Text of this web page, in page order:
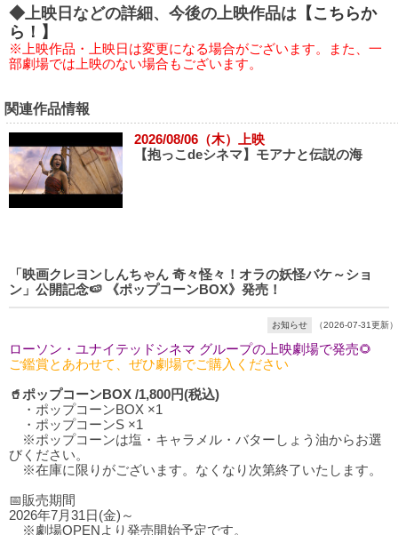
◆上映日などの詳細、今後の上映作品は 【こちらか
ら！】
※上映作品・上映日は変更になる場合がございます。また、一
部劇場では上映のない場合もございます。
関連作品情報
2026/08/06（木）上映
【抱っこdeシネマ】モアナと伝説の海
「映画クレヨンしんちゃん 奇々怪々！オラの妖怪バケ～ショ
ン」公開記念🍉 《ポップコーンBOX》発売！
お知らせ （2026-07-31更新）
ローソン・ユナイテッドシネマ グループの上映劇場で発売🌻
ご鑑賞とあわせて、ぜひ劇場でご購入ください
🥤ポップコーンBOX /1,800円(税込)
・ポップコーンBOX ×1
・ポップコーンS ×1
※ポップコーンは塩・キャラメル・バターしょう油からお選
びください。
※在庫に限りがございます。なくなり次第終了いたします。
📅販売期間
2026年7月31日(金)～
※劇場OPENより発売開始予定です。